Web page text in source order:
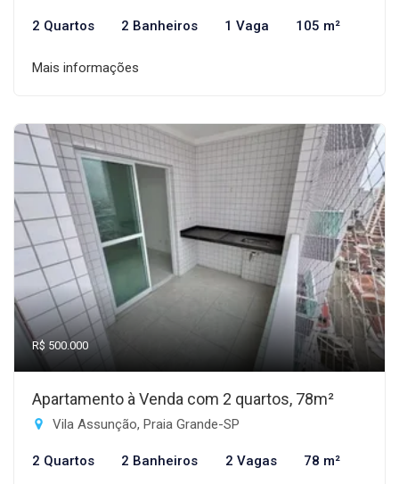
2 Quartos 2 Banheiros 1 Vaga 105 m²
Mais informações
R$ 500.000
Apartamento à Venda com 2 quartos, 78m²
Vila Assunção, Praia Grande-SP
2 Quartos 2 Banheiros 2 Vagas 78 m²